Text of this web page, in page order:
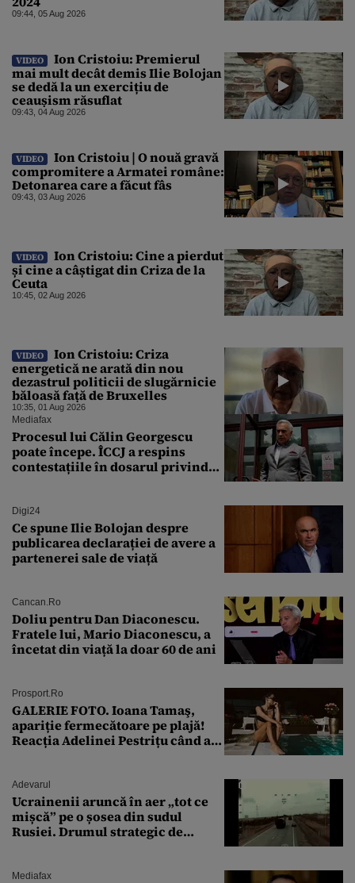
09:44, 05 Aug 2026
VIDEO
Ion Cristoiu: Premierul
mai mult decât demis Ilie Bolojan
se dedă la un exercițiu de
ceaușism răsuflat
09:43, 04 Aug 2026
VIDEO
Ion Cristoiu | O nouă gravă
compromitere a Armatei române:
Detonarea care a făcut fâs
09:43, 03 Aug 2026
VIDEO
Ion Cristoiu: Cine a pierdut
și cine a câștigat din Criza de la
Ceuta
10:45, 02 Aug 2026
VIDEO
Ion Cristoiu: Criza
energetică ne arată din nou
dezastrul politicii de slugărnicie
băloasă față de Bruxelles
10:35, 01 Aug 2026
Mediafax
Procesul lui Călin Georgescu
poate începe. ÎCCJ a respins
contestațiile în dosarul privind
Digi24
Ce spune Ilie Bolojan despre
publicarea declarației de avere a
partenerei sale de viață
Cancan.ro
Doliu pentru Dan Diaconescu.
Fratele lui, Mario Diaconescu, a
încetat din viață la doar 60 de ani
Prosport.ro
GALERIE FOTO. Ioana Tamaş,
apariție fermecătoare pe plajă!
Reacția Adelinei Pestrițu când a
Adevarul
Ucrainenii aruncă în aer „tot ce
mișcă” pe o șosea din sudul
Rusiei. Drumul strategic de
Mediafax